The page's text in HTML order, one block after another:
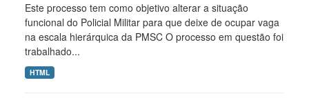
Este processo tem como objetivo alterar a situação
funcional do Policial Militar para que deixe de ocupar vaga
na escala hierárquica da PMSC O processo em questão foi
trabalhado...
HTML